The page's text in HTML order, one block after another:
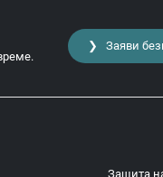
❯ Заяви
Защита